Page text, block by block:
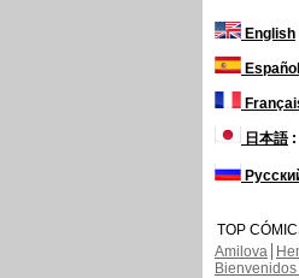
English
Español
日本語:
TOP
Amilova